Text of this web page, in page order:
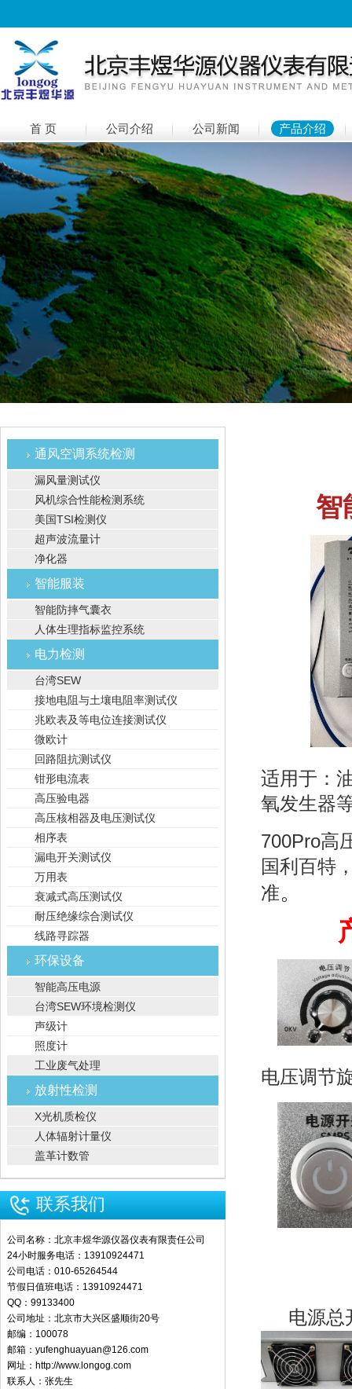
首 页 公司介绍 公司新闻 产品介绍
通风空调系统检测
漏风量测试仪
风机综合性能检测系统
美国TSI检测仪
超声波流量计
净化器
智能服装
智能防摔气囊衣
人体生理指标监控系统
电力检测
台湾SEW
接地电阻与土壤电阻率测试仪
兆欧表及等电位连接测试仪
微欧计
回路阻抗测试仪
钳形电流表
高压验电器
高压核相器及电压测试仪
相序表
漏电开关测试仪
万用表
衰减式高压测试仪
耐压绝缘综合测试仪
线路寻踪器
环保设备
智能高压电源
台湾SEW环境检测仪
声级计
照度计
工业废气处理
放射性检测
X光机质检仪
人体辐射计量仪
盖革计数管
联系我们
公司名称：北京丰煜华源仪器仪表有限责任公司
24小时服务电话：13910924471
公司电话：010-65264544
节假日值班电话：13910924471
QQ：99133400
公司地址：北京市大兴区盛顺街20号
邮编：100078
邮箱：yufenghuayuan@126.com
网址：http://www.longog.com
联系人：张先生
智
适用于：
氧发生器
700Pro高
国利百特
准。
电压调节
电源